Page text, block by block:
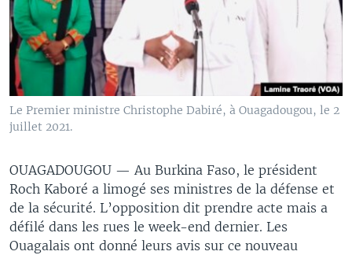
Le Premier ministre Christophe Dabiré, à Ouagadougou, le 2
juillet 2021.
OUAGADOUGOU — Au Burkina Faso, le président
Roch Kaboré a limogé ses ministres de la défense et
de la sécurité. L’opposition dit prendre acte mais a
défilé dans les rues le week-end dernier. Les
Ouagalais ont donné leurs avis sur ce nouveau